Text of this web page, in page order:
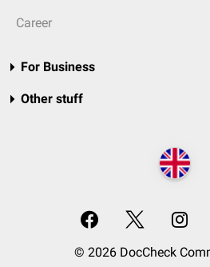
Career
For Business
Other stuff
© 2026 DocCheck